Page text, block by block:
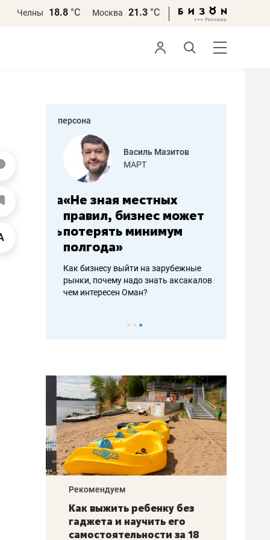
Челны 18.8 °С Москва 21.3 °С
персона
работа
Василь Мазитов
МАРТ
«Не зная местных
правил, бизнес может
потерять минимум
полгода»
Как бизнесу выйти на зарубежные
рынки, почему надо знать аксакалов и
чем интересен Оман?
–
Рекомендуем
Как выжить ребенку без
гаджета и научить его
самостоятельности за 18